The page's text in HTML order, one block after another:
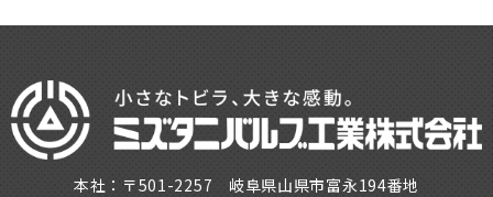
本社：〒501-2257 岐阜県山県市富永194番地